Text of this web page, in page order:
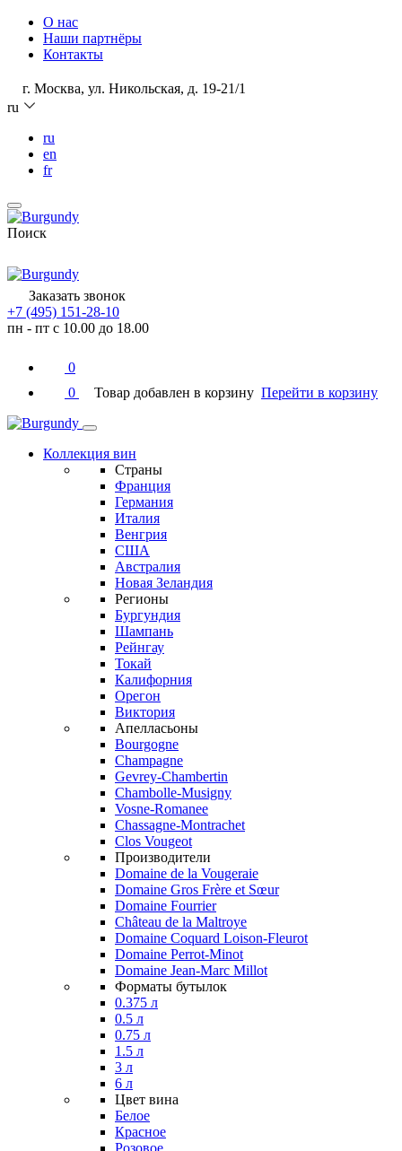
О нас
Наши партнёры
Контакты
г. Москва, ул. Никольская, д. 19-21/1
ru
ru
en
fr
Поиск
Заказать звонок
+7 (495) 151-28-10
пн - пт с 10.00 до 18.00
0
0
Товар добавлен в корзину Перейти в корзину
Коллекция вин
Страны
Франция
Германия
Италия
Венгрия
США
Австралия
Новая Зеландия
Регионы
Бургундия
Шампань
Рейнгау
Токай
Калифорния
Орегон
Виктория
Апелласьоны
Bourgogne
Champagne
Gevrey-Chambertin
Chambolle-Musigny
Vosne-Romanee
Chassagne-Montrachet
Clos Vougeot
Производители
Domaine de la Vougeraie
Domaine Gros Frère et Sœur
Domaine Fourrier
Château de la Maltroye
Domaine Coquard Loison-Fleurot
Domaine Perrot-Minot
Domaine Jean-Marc Millot
Форматы бутылок
0.375 л
0.5 л
0.75 л
1.5 л
3 л
6 л
Цвет вина
Белое
Красное
Розовое